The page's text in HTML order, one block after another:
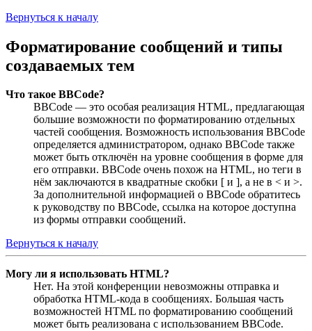
Вернуться к началу
Форматирование сообщений и типы
создаваемых тем
Что такое BBCode?
BBCode — это особая реализация HTML, предлагающая
большие возможности по форматированию отдельных
частей сообщения. Возможность использования BBCode
определяется администратором, однако BBCode также
может быть отключён на уровне сообщения в форме для
его отправки. BBCode очень похож на HTML, но теги в
нём заключаются в квадратные скобки [ и ], а не в < и >.
За дополнительной информацией о BBCode обратитесь
к руководству по BBCode, ссылка на которое доступна
из формы отправки сообщений.
Вернуться к началу
Могу ли я использовать HTML?
Нет. На этой конференции невозможны отправка и
обработка HTML-кода в сообщениях. Большая часть
возможностей HTML по форматированию сообщений
может быть реализована с использованием BBCode.